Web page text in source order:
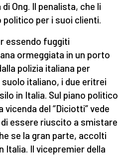
Ong. Il penalista, che li
per i suoi clienti.
essendo fuggiti
ormeggiata in un porto
polizia italiana per
italiano, i due eritrei
in Italia. Sul piano politico
del “Diciotti” vede
essere riuscito a smistare
se la gran parte, accolti
Italia. Il vicepremier della